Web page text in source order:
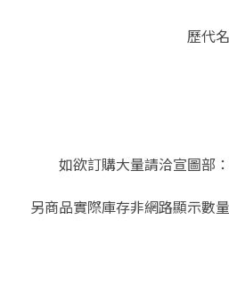
歷代
如欲訂購大量請洽宣圖部
另商品實際庫存非網路顯示數